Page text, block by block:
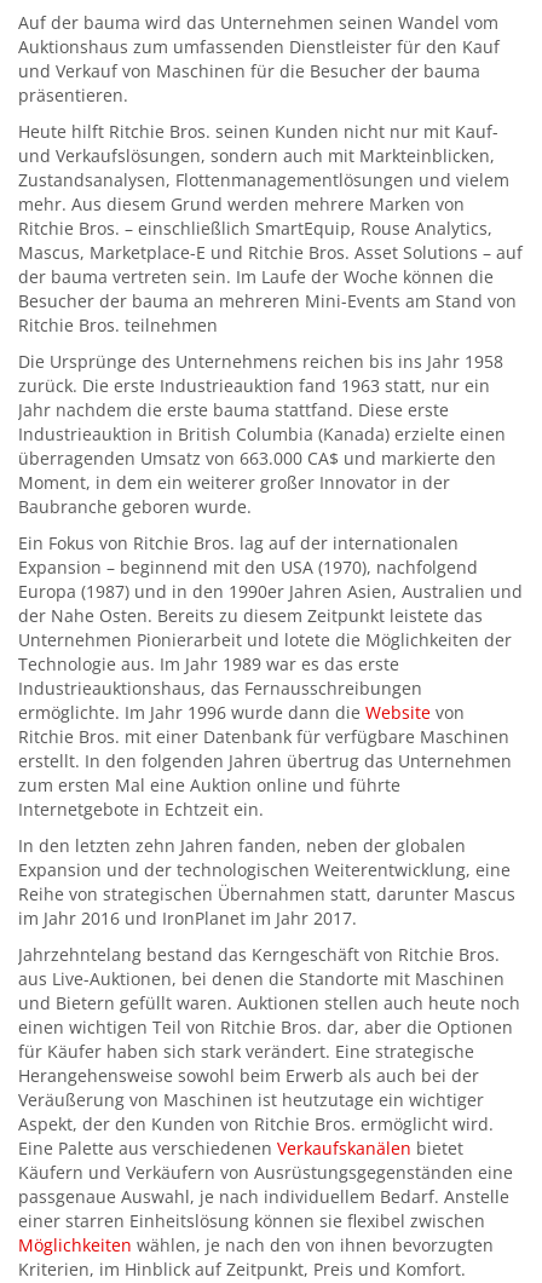
Auf der bauma wird das Unternehmen seinen Wandel vom
Auktionshaus zum umfassenden Dienstleister für den Kauf
und Verkauf von Maschinen für die Besucher der bauma
präsentieren.
Heute hilft Ritchie Bros. seinen Kunden nicht nur mit Kauf-
und Verkaufslösungen, sondern auch mit Markteinblicken,
Zustandsanalysen, Flottenmanagementlösungen und vielem
mehr. Aus diesem Grund werden mehrere Marken von
Ritchie Bros. – einschließlich SmartEquip, Rouse Analytics,
Mascus, Marketplace-E und Ritchie Bros. Asset Solutions – auf
der bauma vertreten sein. Im Laufe der Woche können die
Besucher der bauma an mehreren Mini-Events am Stand von
Ritchie Bros. teilnehmen
Die Ursprünge des Unternehmens reichen bis ins Jahr 1958
zurück. Die erste Industrieauktion fand 1963 statt, nur ein
Jahr nachdem die erste bauma stattfand. Diese erste
Industrieauktion in British Columbia (Kanada) erzielte einen
überragenden Umsatz von 663.000 CA$ und markierte den
Moment, in dem ein weiterer großer Innovator in der
Baubranche geboren wurde.
Ein Fokus von Ritchie Bros. lag auf der internationalen
Expansion – beginnend mit den USA (1970), nachfolgend
Europa (1987) und in den 1990er Jahren Asien, Australien und
der Nahe Osten. Bereits zu diesem Zeitpunkt leistete das
Unternehmen Pionierarbeit und lotete die Möglichkeiten der
Technologie aus. Im Jahr 1989 war es das erste
Industrieauktionshaus, das Fernausschreibungen
ermöglichte. Im Jahr 1996 wurde dann die Website von
Ritchie Bros. mit einer Datenbank für verfügbare Maschinen
erstellt. In den folgenden Jahren übertrug das Unternehmen
zum ersten Mal eine Auktion online und führte
Internetgebote in Echtzeit ein.
In den letzten zehn Jahren fanden, neben der globalen
Expansion und der technologischen Weiterentwicklung, eine
Reihe von strategischen Übernahmen statt, darunter Mascus
im Jahr 2016 und IronPlanet im Jahr 2017.
Jahrzehntelang bestand das Kerngeschäft von Ritchie Bros.
aus Live-Auktionen, bei denen die Standorte mit Maschinen
und Bietern gefüllt waren. Auktionen stellen auch heute noch
einen wichtigen Teil von Ritchie Bros. dar, aber die Optionen
für Käufer haben sich stark verändert. Eine strategische
Herangehensweise sowohl beim Erwerb als auch bei der
Veräußerung von Maschinen ist heutzutage ein wichtiger
Aspekt, der den Kunden von Ritchie Bros. ermöglicht wird.
Eine Palette aus verschiedenen Verkaufskanälen bietet
Käufern und Verkäufern von Ausrüstungsgegenständen eine
passgenaue Auswahl, je nach individuellem Bedarf. Anstelle
einer starren Einheitslösung können sie flexibel zwischen
Möglichkeiten wählen, je nach den von ihnen bevorzugten
Kriterien, im Hinblick auf Zeitpunkt, Preis und Komfort.